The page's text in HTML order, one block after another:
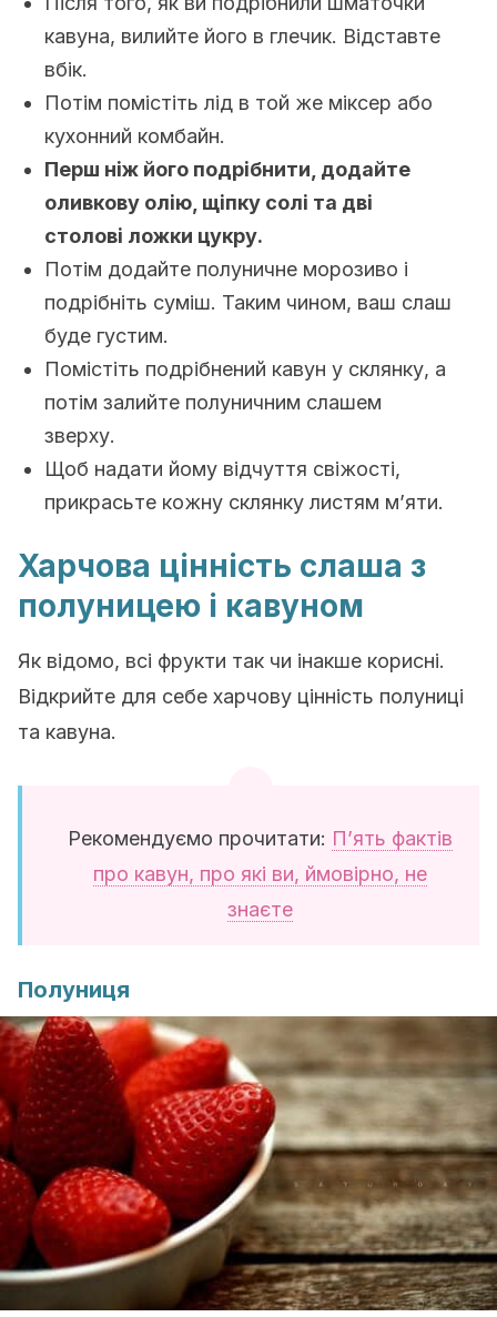
кавуна, вилийте його в глечик. Відставте
вбік.
Потім помістіть лід в той же міксер або
кухонний комбайн.
Перш ніж його подрібнити, додайте
оливкову олію, щіпку солі та дві
столові ложки цукру.
Потім додайте полуничне морозиво і
подрібніть суміш. Таким чином, ваш слаш
буде густим.
Помістіть подрібнений кавун у склянку, а
потім залийте полуничним слашем
зверху.
Щоб надати йому відчуття свіжості,
прикрасьте кожну склянку листям м’яти.
Харчова цінність слаша з
полуницею і кавуном
Як відомо, всі фрукти так чи інакше корисні.
Відкрийте для себе харчову цінність полуниці
та кавуна.
Рекомендуємо прочитати: П’ять фактів
про кавун, про які ви, ймовірно, не
знаєте
Полуниця